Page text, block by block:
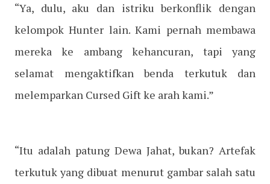
“Ya, dulu, aku dan istriku berkonflik dengan
kelompok Hunter lain. Kami pernah membawa
mereka ke ambang kehancuran, tapi yang
selamat mengaktifkan benda terkutuk dan
melemparkan Cursed Gift ke arah kami.”
“Itu adalah patung Dewa Jahat, bukan? Artefak
terkutuk yang dibuat menurut gambar salah satu